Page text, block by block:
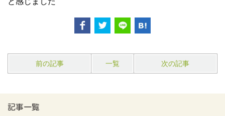
前の記事 一覧 次の記事
記事一覧